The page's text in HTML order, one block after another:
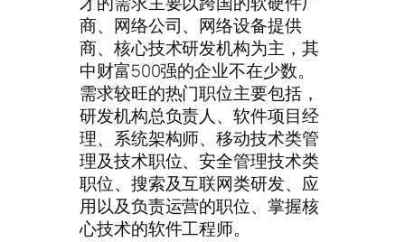
商、网络公司、网络设备提供
商、核心技术研发机构为主，其
中财富500强的企业不在少数。
需求较旺的热门职位主要包括，
研发机构总负责人、软件项目经
理、系统架构师、移动技术类管
理及技术职位、安全管理技术类
职位、搜索及互联网类研发、应
用以及负责运营的职位、掌握核
心技术的软件工程师。